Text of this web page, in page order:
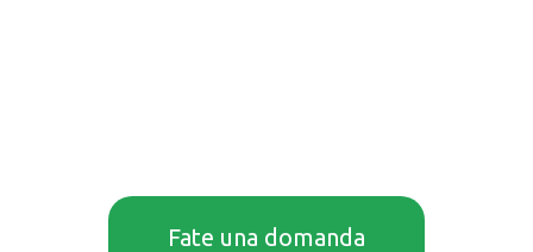
Fate una domanda